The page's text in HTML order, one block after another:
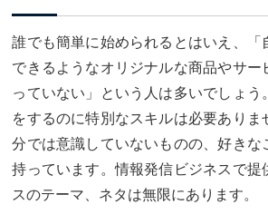
誰でも簡単に始められるとはいえ、「
できるようなオリジナルな商品やサー
っていない」という人は多いでしょう
をするのに特別なスキルは必要ありま
分では意識していないものの、好きな
持っています。情報発信ビジネスで提
スのテーマ、ネタは無限にあります。